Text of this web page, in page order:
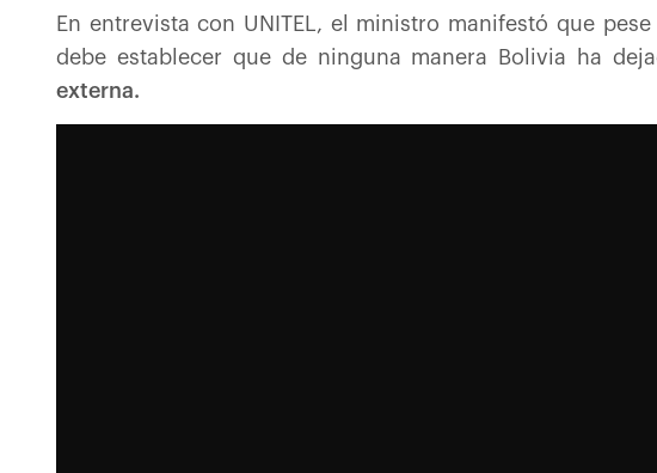
En entrevista con UNITEL, el ministro manifestó que
debe establecer que de ninguna manera Bolivia ha
externa.